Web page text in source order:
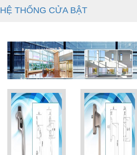
HỆ THỐNG CỬA BẬT